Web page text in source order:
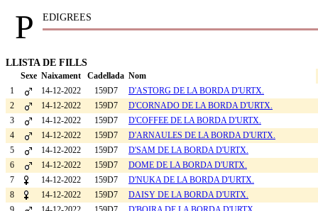
P EDIGREES
LLISTA DE FILLS
Sexe Naixament Cadellada Nom
1
14-12-2022 159D7
D'ASTORG DE LA BORDA D'URTX.
2
14-12-2022 159D7
D'CORNADO DE LA BORDA D'URTX.
3
14-12-2022 159D7
D'COFFEE DE LA BORDA D'URTX.
4
14-12-2022 159D7
D'ARNAULES DE LA BORDA D'URTX.
5
14-12-2022 159D7
D'SAM DE LA BORDA D'URTX.
6
14-12-2022 159D7
DOME DE LA BORDA D'URTX.
7
14-12-2022 159D7
D'NUKA DE LA BORDA D'URTX.
8
14-12-2022 159D7
DAISY DE LA BORDA D'URTX.